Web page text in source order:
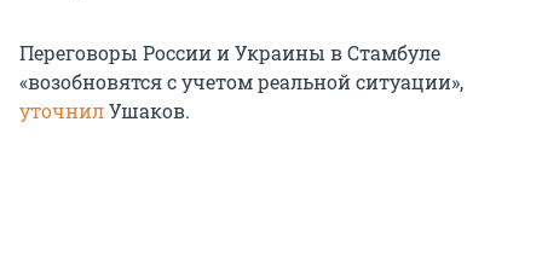
Переговоры России и Украины в Стамбуле
«возобновятся с учетом реальной ситуации»,
уточнилУшаков.